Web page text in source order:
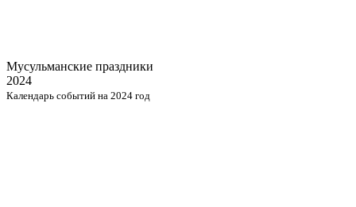
Мусульманские праздники
2024
Календарь событий на 2024 год